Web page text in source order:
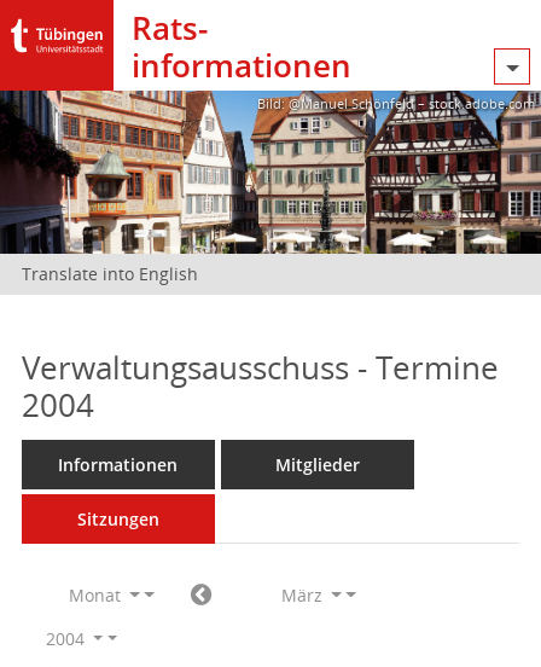
Rats­
informationen
Bild: @Manuel Schönfeld – stock.adobe.com
Translate into English
Verwaltungsausschuss - Termine
2004
Informationen Mitglieder
Sitzungen
Monat
März
2004